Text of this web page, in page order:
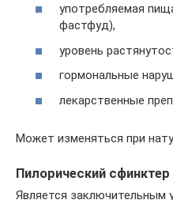
употребляемая
фастфуд),
уровень
гормональные
лекарственные
Может изменяться при
Пилорический
Является заключительным